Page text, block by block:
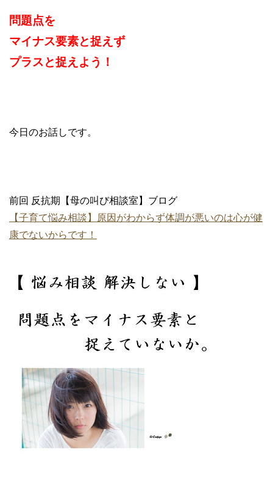
問題点を
マイナス要素と捉えず
プラスと捉えよう！
今日のお話しです。
前回 反抗期【母の叫び相談室】ブログ
【子育て悩み相談】原因がわからず体調が悪いのは心が健
康でないからです！